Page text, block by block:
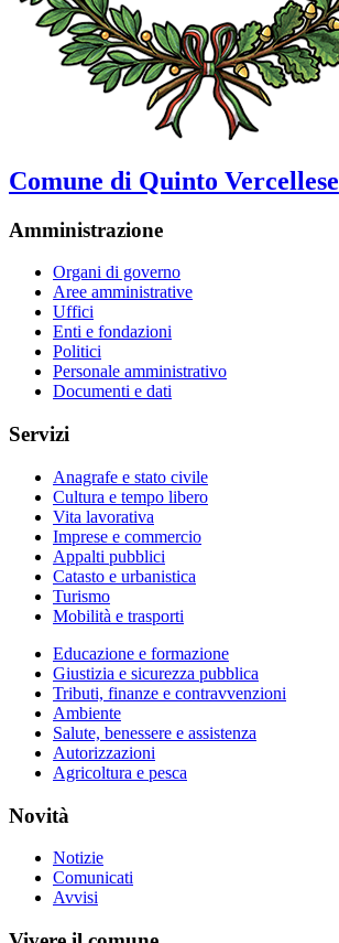
Comune di Quinto Vercellese
Amministrazione
Organi di governo
Aree amministrative
Uffici
Enti e fondazioni
Politici
Personale amministrativo
Documenti e dati
Servizi
Anagrafe e stato civile
Cultura e tempo libero
Vita lavorativa
Imprese e commercio
Appalti pubblici
Catasto e urbanistica
Turismo
Mobilità e trasporti
Educazione e formazione
Giustizia e sicurezza pubblica
Tributi, finanze e contravvenzioni
Ambiente
Salute, benessere e assistenza
Autorizzazioni
Agricoltura e pesca
Novità
Notizie
Comunicati
Avvisi